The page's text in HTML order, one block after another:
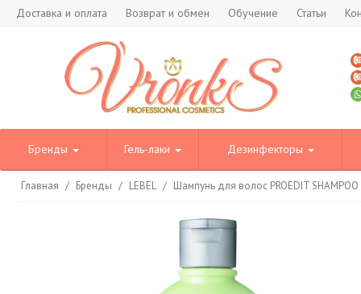
Доставка и оплата Возврат и обмен Обучение Статьи
Бренды Гель-лаки Дезинфекторы
Главная / Бренды / LEBEL / Шампунь для волос PROEDIT SHAMPOO